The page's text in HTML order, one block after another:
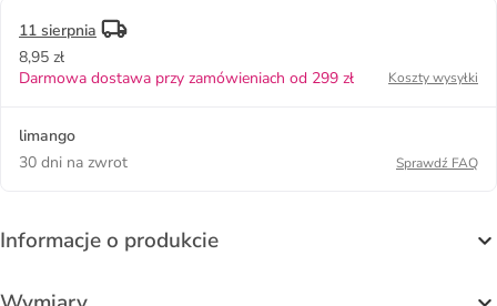
11 sierpnia
8,95 zł
Darmowa dostawa przy zamówieniach od 299 zł
Koszty wysyłki
limango
30 dni na zwrot
Sprawdź FAQ
Informacje o produkcie